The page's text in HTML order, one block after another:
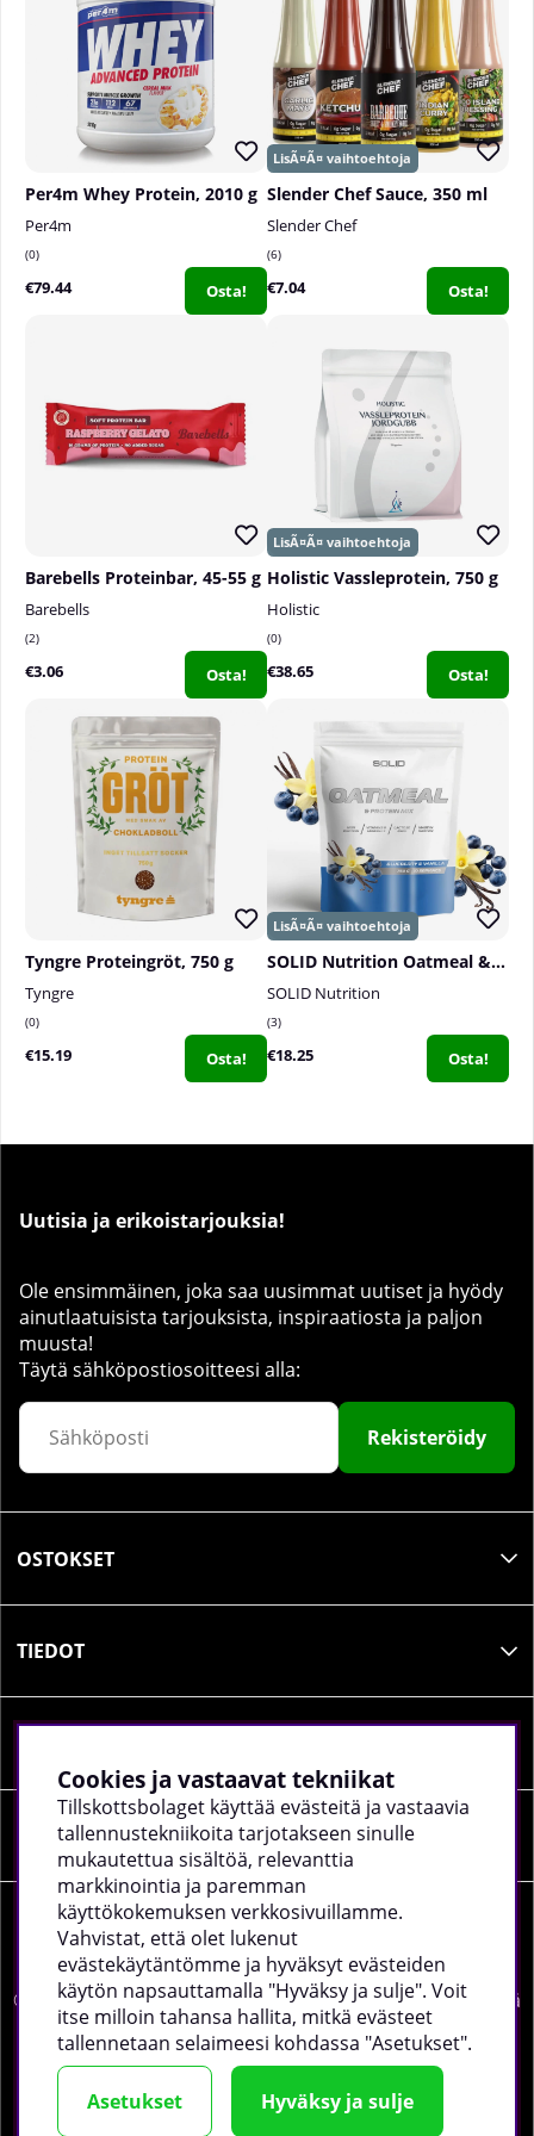
Per4m Whey Protein, 2010 g
Per4m
0
€79.44 Osta!
Slender Chef Sauce, 350 ml
Slender Chef
6
€7.04 Osta!
Barebells Proteinbar, 45-55 g
Barebells
2
€3.06 Osta!
Holistic Vassleprotein, 750 g
Holistic
0
€38.65 Osta!
Tyngre Proteingröt, 750 g
Tyngre
0
€15.19 Osta!
SOLID Nutrition Oatmeal & Protein Mix, 750 g
SOLID Nutrition
3
€18.25 Osta!
Uutisia ja erikoistarjouksia!
Ole ensimmäinen, joka saa uusimmat uutiset ja hyödy
ainutlaatuisista tarjouksista, inspiraatiosta ja paljon
muusta!
Täytä sähköpostiosoitteesi alla:
Rekisteröidy
OSTOKSET
TIEDOT
YRITYKSEN TIEDOT
© 2026 tillskottsbolaget.fi. Käytämme evästeitä -lue lisää
täältä.
Cookies ja vastaavat tekniikat
Tillskottsbolaget käyttää evästeitä ja vastaavia
tallennustekniikoita tarjotakseen sinulle
mukautettua sisältöä, relevanttia
markkinointia ja paremman
käyttökokemuksen verkkosivuillamme.
Vahvistat, että olet lukenut
evästekäytäntömme ja hyväksyt evästeiden
käytön napsauttamalla "Hyväksy ja sulje". Voit
itse milloin tahansa hallita, mitkä evästeet
tallennetaan selaimeesi kohdassa "Asetukset".
Asetukset Hyväksy ja sulje